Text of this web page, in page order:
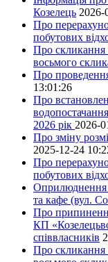
Козелець 2026-
Про
побутових
Про скликання
восьмого
Про
13:01:26
Про
2026 рік 2026-
Про зміну
2025-12-24
Про
побутових
Оприлюднення
та кафе (вул.
Про
КП
співвласників
Про скликання